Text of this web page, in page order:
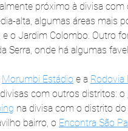
próximo à divisa com
alta, algumas áreas mais
o Jardim Colombo. Outro
Serra, onde há algumas
Morumbi Estádio e a Rodovia
com outros distritos: o
na divisa com o distrito do
bairro, o Encontra São